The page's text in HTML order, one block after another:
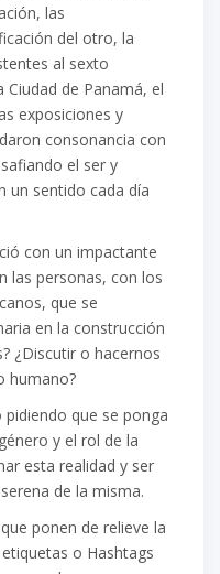
las
del otro, la
al sexto
Ciudad de Panamá, el
exposiciones y
consonancia con
el ser y
un sentido cada día
con un impactante
las personas, con los
que se
en la construcción
¿Discutir o hacernos
humano?
que se ponga
y el rol de la
esta realidad y ser
de la misma.
ponen de relieve la
o Hashtags